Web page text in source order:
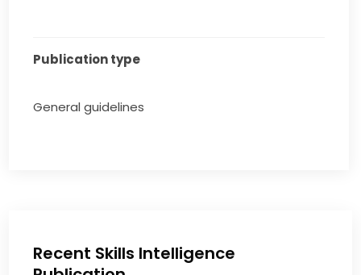
Publication type
General guidelines
Recent Skills Intelligence